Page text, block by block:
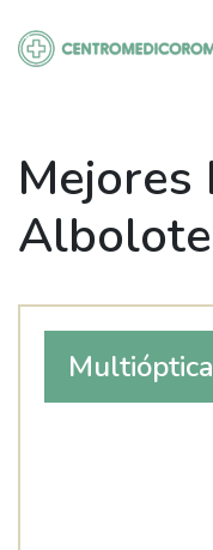
contenido
Mejores
Albolote